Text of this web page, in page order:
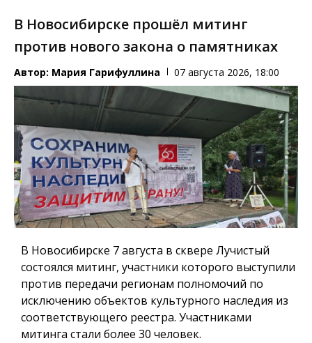
В Новосибирске прошёл митинг
против нового закона о памятниках
Автор: Мария Гарифуллина 07 августа 2026, 18:00
В Новосибирске 7 августа в сквере Лучистый
состоялся митинг, участники которого выступили
против передачи регионам полномочий по
исключению объектов культурного наследия из
соответствующего реестра. Участниками
митинга стали более 30 человек.